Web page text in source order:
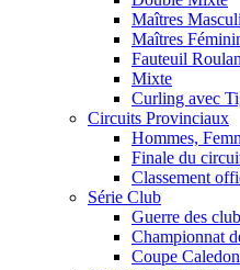
Maîtres
Maîtres
Fauteuil
Mixte
Curling avec
Circuits Provinciaux
Hommes,
Finale du
Classement
Série Club
Guerre des
Championnat
Coupe